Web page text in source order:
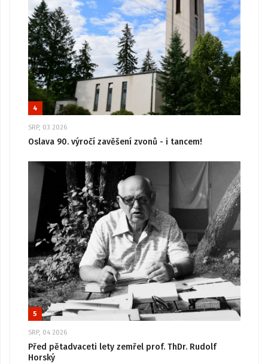
4
SRP, 03 2026
Oslava 90. výročí zavěšení zvonů - i tancem!
5
SRP, 04 2026
Před pětadvaceti lety zemřel prof. ThDr. Rudolf
Horský